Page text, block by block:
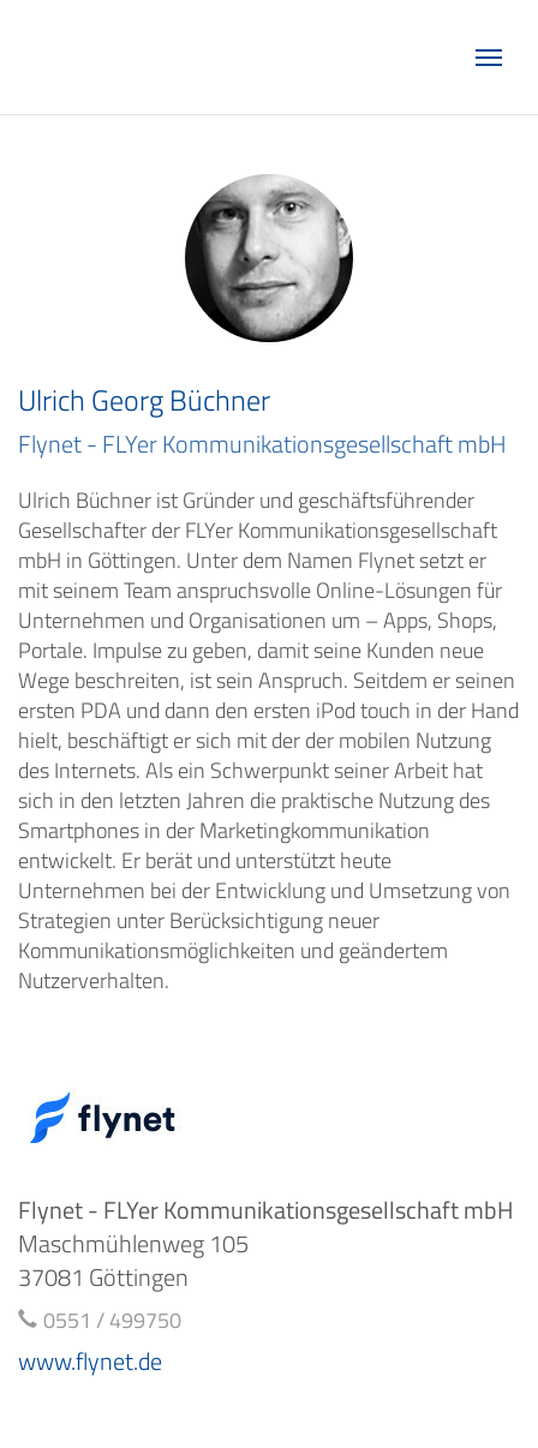
Ulrich Georg Büchner
Flynet - FLYer Kommunikationsgesellschaft mbH
Ulrich Büchner ist Gründer und geschäftsführender
Gesellschafter der FLYer Kommunikationsgesellschaft
mbH in Göttingen. Unter dem Namen Flynet setzt er
mit seinem Team anspruchsvolle Online-Lösungen für
Unternehmen und Organisationen um – Apps, Shops,
Portale. Impulse zu geben, damit seine Kunden neue
Wege beschreiten, ist sein Anspruch. Seitdem er seinen
ersten PDA und dann den ersten iPod touch in der Hand
hielt, beschäftigt er sich mit der der mobilen Nutzung
des Internets. Als ein Schwerpunkt seiner Arbeit hat
sich in den letzten Jahren die praktische Nutzung des
Smartphones in der Marketingkommunikation
entwickelt. Er berät und unterstützt heute
Unternehmen bei der Entwicklung und Umsetzung von
Strategien unter Berücksichtigung neuer
Kommunikationsmöglichkeiten und geändertem
Nutzerverhalten.
Flynet - FLYer Kommunikationsgesellschaft mbH
Maschmühlenweg 105
37081 Göttingen
0551 / 499750
www.flynet.de